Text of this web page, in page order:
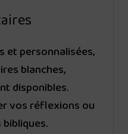
et personnalisées,
blanches,
disponibles.
vos réflexions ou